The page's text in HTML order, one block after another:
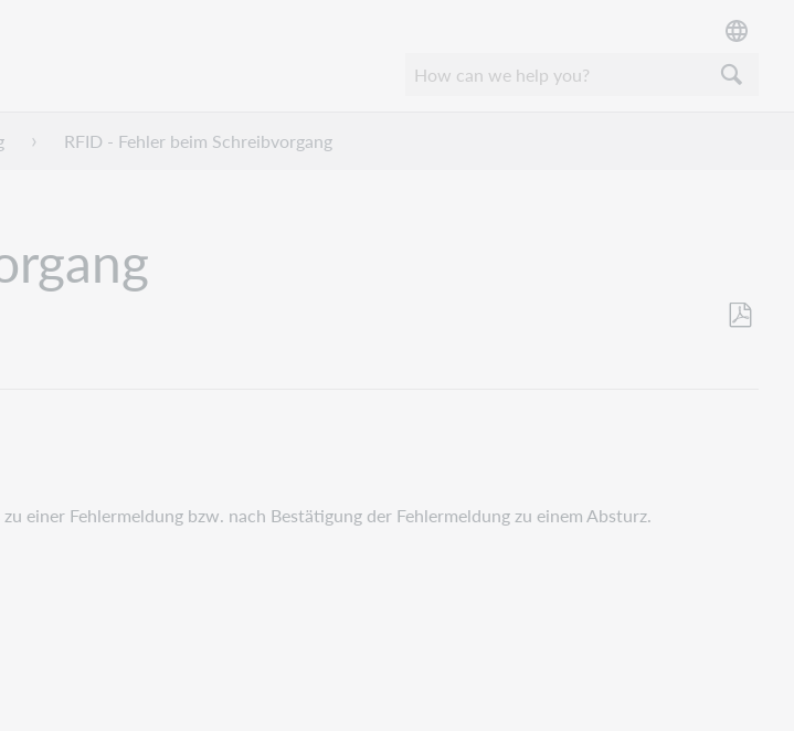
RFID - Fehler beim Schreibvorgang
einer Fehlermeldung bzw. nach Bestätigung der Fehlermeldung zu einem Absturz.